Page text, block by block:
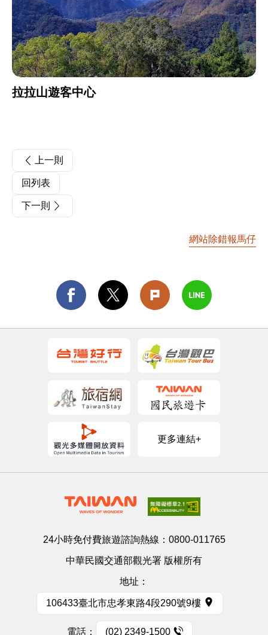
拉拉山遊客中心
上一則
回列表
下一則
網站除錯報馬仔
更多連結+
24小時免付費旅遊諮詢熱線： 0800-011765
中華民國交通部觀光署 版權所有
地址：
106433臺北市忠孝東路4段290號9樓
電話： (02) 2349-1500